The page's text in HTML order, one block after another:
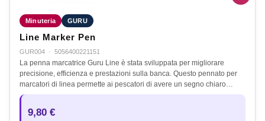
Minuteria GURU
Line Marker Pen
GUR004 · 5056400221151
La penna marcatrice Guru Line è stata sviluppata per migliorare
precisione, efficienza e prestazioni sulla banca. Questo pennato per
marcatori di linea permette ai pescatori di avere un segno chiaro…
9,80 €